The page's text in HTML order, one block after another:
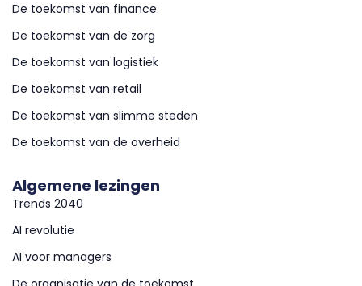
Algemene lezingen
Trends 2040
AI revolutie
AI voor managers
De toekomst van finance
De toekomst van de zorg
De toekomst van logistiek
De toekomst van retail
De toekomst van slimme steden
De toekomst van de overheid